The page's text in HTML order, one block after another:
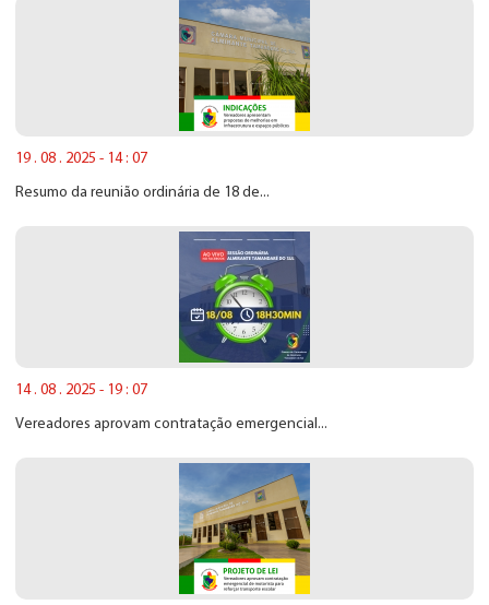
19 . 08 . 2025 - 14 : 07
Resumo da reunião ordinária de 18 de...
14 . 08 . 2025 - 19 : 07
Vereadores aprovam contratação emergencial...